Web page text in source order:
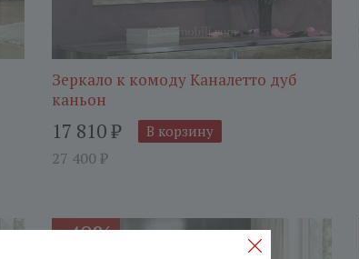
Зеркало к комоду Каналетто дуб
каньон
17 810₽
27 400 ₽
В корзину
-40%